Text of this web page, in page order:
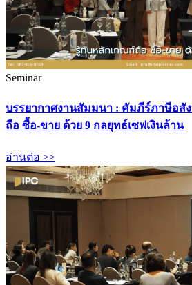
Seminar
บรรยากาศงานสัมมนา : คัมภีร์ภาษีอสั
ถือ ซื้อ-ขาย ด้วย 9 กลยุทธ์เซฟเงินล้าน
อ่านต่อ >>